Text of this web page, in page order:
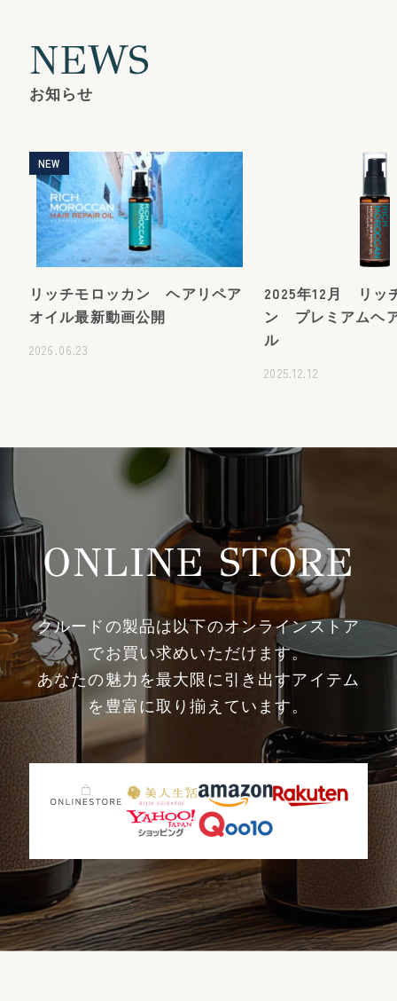
NEWS
お知らせ
NEW
リッチモロッカン ヘアリペア
オイル最新動画公開
2026.06.23
2025年12月 リッ
ン プレミアムヘ
ル
2025.12.12
ONLINE STORE
クルードの製品は以下のオンラインストア
でお買い求めいただけます。
あなたの魅力を最大限に引き出すアイテム
を豊富に取り揃えています。